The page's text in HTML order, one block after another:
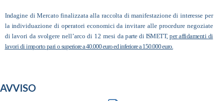
Indagine di Mercato finalizzata alla raccolta di manifestazione di interesse per
la individuazione di operatori economici da invitare alle procedure negoziate
di lavori da svolgere nell’arco di 12 mesi daparte di ISMETT,per affidamenti di
lavori di importo pari osuperiore a 40.000 euro ed inferiore a 150.000 euro.
AVVISO